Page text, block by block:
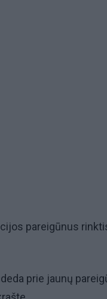
pareigūnus
prie jaunų